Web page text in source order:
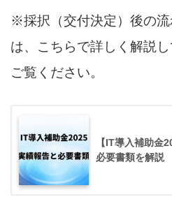
※採択（交付決定）後の
は、こちらで詳しく解説
ご覧ください。
【IT導入補助金
必要書類を解説